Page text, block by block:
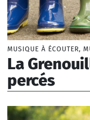
MUSIQUE À ÉCOUTER,
La
percés